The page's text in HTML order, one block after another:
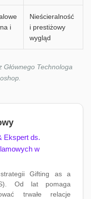
i
Nieścieralność
i prestiżowy
wygląd
Technologa
Ekspert ds.
w
Gifting as a
Od lat pomaga
trwałe relacje